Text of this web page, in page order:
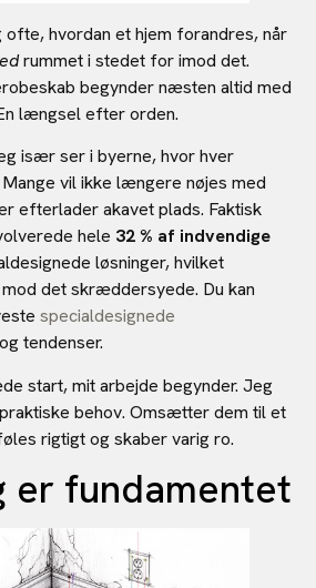
ofte, hvordan et hjem forandres, når
rummet i stedet for imod det.
begynder næsten altid med
længsel efter orden.
især ser i byerne, hvor hver
vil ikke længere nøjes med
efterlader akavet plads. Faktisk
hele 32 % af indvendige
løsninger, hvilket
det skræddersyede. Du kan
specialdesignede
og tendenser.
start, mit arbejde begynder. Jeg
behov. Omsætter dem til et
rigtigt og skaber varig ro.
er fundamentet